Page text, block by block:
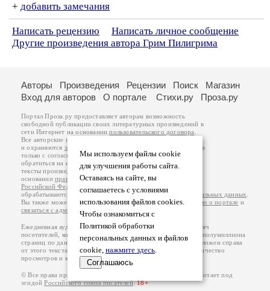
+ добавить замечания
Написать рецензию
Написать личное сообщение
Другие произведения автора Грим Пилигрима
Мы используем файлы cookie
для улучшения работы сайта.
Оставаясь на сайте, вы
соглашаетесь с условиями
использования файлов cookies.
Чтобы ознакомиться с
Политикой обработки
персональных данных и файлов
cookie, нажмите здесь.
Соглашаюсь
Авторы Произведения Рецензии Поиск
Магазин
Вход для авторов
О портале Стихи.ру Проза.ру
Портал Проза.ру предоставляет авторам возможность
свободной публикации своих литературных произведений в
сети Интернет на основаниипользовательского договора
Все авторские права на произведения принадлежат авторам
и охраняются законом
. Перепечатка произведений возможна
только с согласия его автора, к которому вы можете
обратиться на его авторской странице. Ответственность за
тексты произведений авторы несут самостоятельно на
основанииправил публикацииизаконодательства
Российской Федерации
обрабатываются на основанииПолитики обработки персональных данных
Вы также можете посмотреть более подробнуюинформацию о портале и
связаться с администрацией
Ежедневная аудитория портала Проза.ру – порядка 100 тысяч
посетителей, которые в общей сумме просматривают более полумиллиона
страниц по данным счетчика посещаемости, который расположен справа
от этого текста. В каждой графе указано по две цифры: количество
просмотров и количество посетителей.
© Все права принадлежат авторам, 2000-2026. Портал работает под
эгидойРоссийского союза писателей.18+